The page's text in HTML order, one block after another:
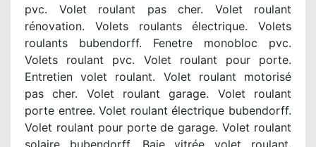
pvc. Volet roulant pas cher. Volet roulant
rénovation. Volets roulants électrique. Volets
roulants bubendorff. Fenetre monobloc pvc.
Volets roulant pvc. Volet roulant pour porte.
Entretien volet roulant. Volet roulant motorisé
pas cher. Volet roulant garage. Volet roulant
porte entree. Volet roulant électrique bubendorff.
Volet roulant pour porte de garage. Volet roulant
solaire bubendorff. Baie vitrée volet roulant.